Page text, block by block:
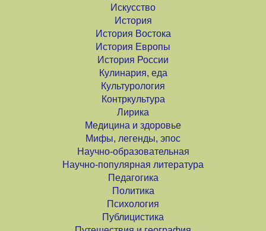
Искусство
История
История Востока
История Европы
История России
Кулинария, еда
Культурология
Контркультура
Лирика
Медицина и здоровье
Мифы, легенды, эпос
Научно-образовательная
Научно-популярная литература
Педагогика
Политика
Психология
Публицистика